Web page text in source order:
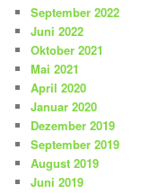
September 2022
Juni 2022
Oktober 2021
Mai 2021
April 2020
Januar 2020
Dezember 2019
September 2019
August 2019
Juni 2019